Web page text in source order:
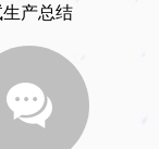
产总结